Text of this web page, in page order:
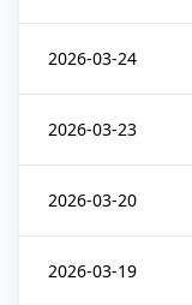
2026-03-24
2026-03-23
2026-03-20
2026-03-19